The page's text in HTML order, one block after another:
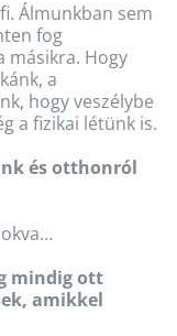
Álmunkban sem
fog
másikra. Hogy
a
hogy veszélybe
a fizikai létünk is.
és otthonról
mindig ott
amikkel